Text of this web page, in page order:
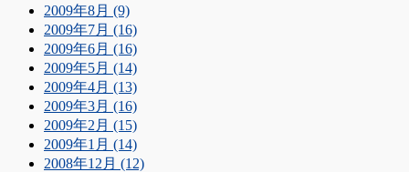
2009年8月 (9)
2009年7月 (16)
2009年6月 (16)
2009年5月 (14)
2009年4月 (13)
2009年3月 (16)
2009年2月 (15)
2009年1月 (14)
2008年12月 (12)